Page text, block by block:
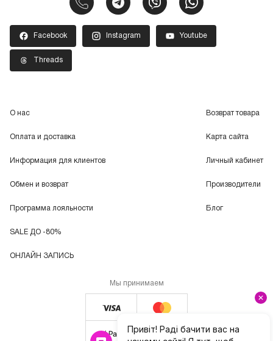
Facebook Instagram Youtube
Threads
О нас
Оплата и доставка
Информация для клиентов
Обмен и возврат
Программа лояльности
SALE ДО -80%
ОНЛАЙН ЗАПИСЬ
Возврат товара
Карта сайта
Личный кабинет
Производители
Блог
Мы принимаем